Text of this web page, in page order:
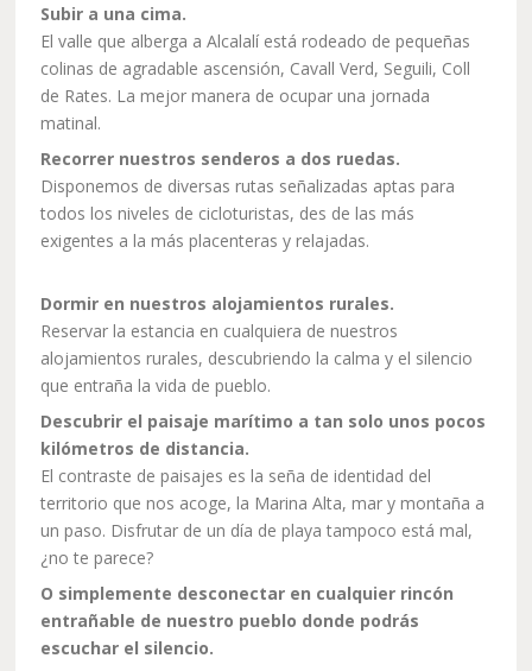
Subir a una cima.
El valle que alberga a Alcalalí está rodeado de pequeñas
colinas de agradable ascensión, Cavall Verd, Seguili, Coll
de Rates. La mejor manera de ocupar una jornada
matinal.
Recorrer nuestros senderos a dos ruedas.
Disponemos de diversas rutas señalizadas aptas para
todos los niveles de cicloturistas, des de las más
exigentes a la más placenteras y relajadas.
Dormir en nuestros alojamientos rurales.
Reservar la estancia en cualquiera de nuestros
alojamientos rurales, descubriendo la calma y el silencio
que entraña la vida de pueblo.
Descubrir el paisaje marítimo a tan solo unos pocos
kilómetros de distancia.
El contraste de paisajes es la seña de identidad del
territorio que nos acoge, la Marina Alta, mar y montaña a
un paso. Disfrutar de un día de playa tampoco está mal,
¿no te parece?
O simplemente desconectar en cualquier rincón
entrañable de nuestro pueblo donde podrás
escuchar el silencio.